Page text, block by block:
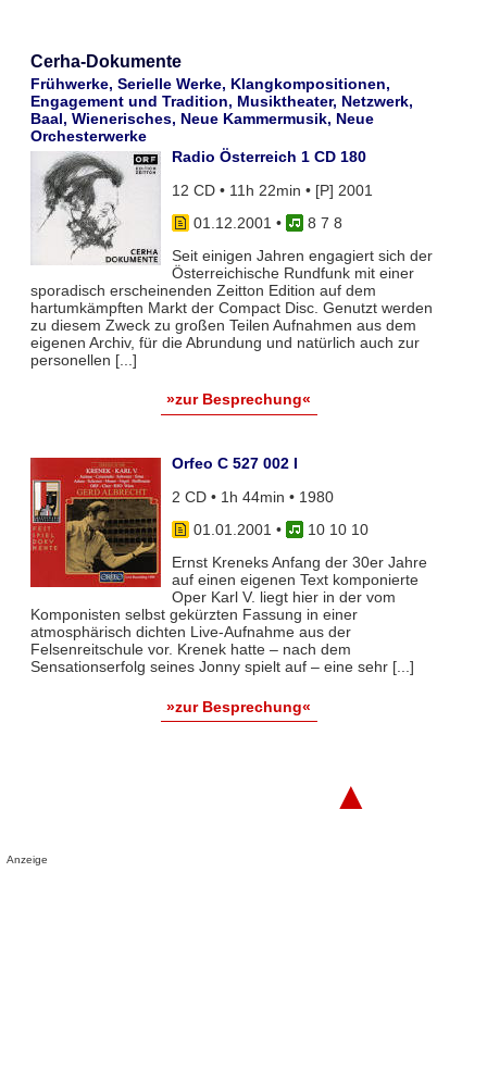
Cerha-Dokumente
Frühwerke, Serielle Werke, Klangkompositionen,
Engagement und Tradition, Musiktheater, Netzwerk,
Baal, Wienerisches, Neue Kammermusik, Neue
Orchesterwerke
Radio Österreich 1 CD 180
12 CD • 11h 22min • [P] 2001
01.12.2001 •
8 7 8
Seit einigen Jahren engagiert sich der
Österreichische Rundfunk mit einer
sporadisch erscheinenden Zeitton Edition auf dem
hartumkämpften Markt der Compact Disc. Genutzt werden
zu diesem Zweck zu großen Teilen Aufnahmen aus dem
eigenen Archiv, für die Abrundung und natürlich auch zur
personellen [...]
»zur Besprechung«
Orfeo C 527 002 I
2 CD • 1h 44min • 1980
01.01.2001 •
10 10 10
Ernst Kreneks Anfang der 30er Jahre
auf einen eigenen Text komponierte
Oper Karl V. liegt hier in der vom
Komponisten selbst gekürzten Fassung in einer
atmosphärisch dichten Live-Aufnahme aus der
Felsenreitschule vor. Krenek hatte – nach dem
Sensationserfolg seines Jonny spielt auf – eine sehr [...]
»zur Besprechung«
▲
Anzeige